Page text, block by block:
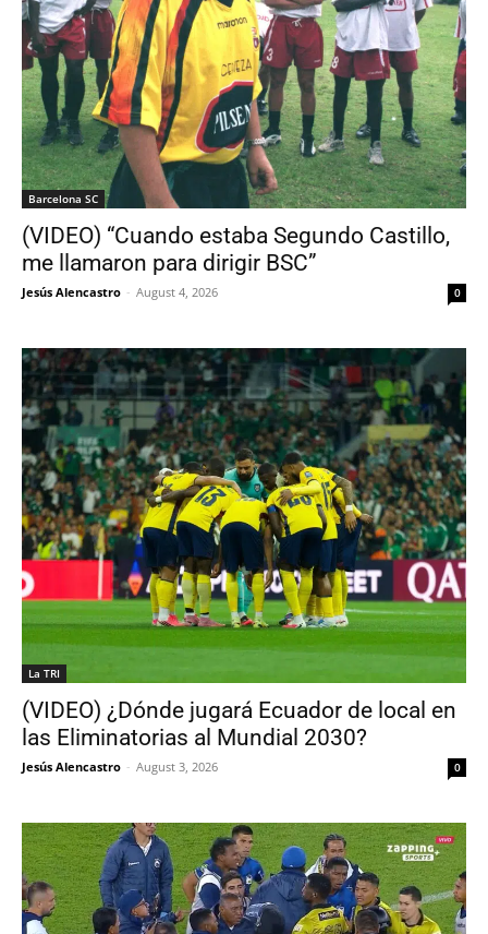
Barcelona SC
(VIDEO) “Cuando estaba Segundo Castillo,
me llamaron para dirigir BSC”
Jesús Alencastro - August 4, 2026 0
La TRI
(VIDEO) ¿Dónde jugará Ecuador de local en
las Eliminatorias al Mundial 2030?
Jesús Alencastro - August 3, 2026 0